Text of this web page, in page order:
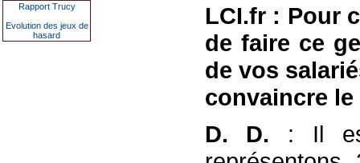
Rapport Trucy
Evolution des jeux de
hasard
LCI.fr : Pour
de faire ce
de vos
convaincre
D. D. : Il